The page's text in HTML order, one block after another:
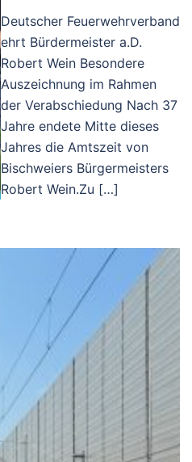
Deutscher Feuerwehrverband
ehrt Bürdermeister a.D.
Robert Wein Besondere
Auszeichnung im Rahmen
der Verabschiedung Nach 37
Jahre endete Mitte dieses
Jahres die Amtszeit von
Bischweiers Bürgermeisters
Robert Wein.Zu […]